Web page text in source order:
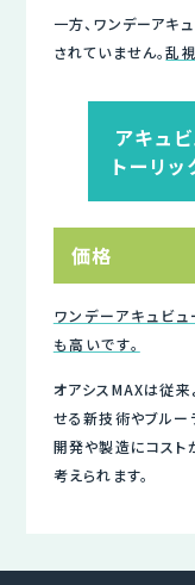
一方、ワンデーアキ
されていません。乱
アキュ
トーリッ
価格
ワンデーアキュビ
も高いです。
オアシスMAXは従来
せる新技術やブルー
開発や製造にコスト
考えられます。